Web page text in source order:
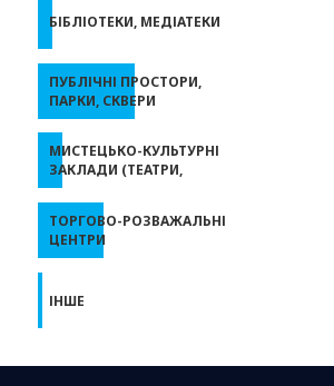
БІБЛІОТЕКИ, МЕДІАТЕКИ
ПУБЛІЧНІ ПРОСТОРИ,
ПАРКИ, СКВЕРИ
МИСТЕЦЬКО-КУЛЬТУРНІ
ЗАКЛАДИ (ТЕАТРИ,
ТОРГОВО-РОЗВАЖАЛЬНІ
ЦЕНТРИ
ІНШЕ